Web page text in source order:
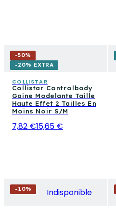
-50%
-20% EXTRA
COLLISTAR
Collistar Controlbody
Gaine Modelante Taille
Haute Effet 2 Tailles En
Moins Noir S/M
7,82 €15,65 €
-10% Indisponible